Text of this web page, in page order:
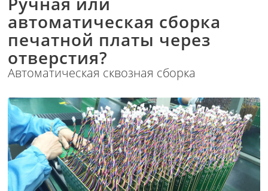
автоматическая сборка
печатной платы через
отверстия?
Автоматическая сквозная сборка